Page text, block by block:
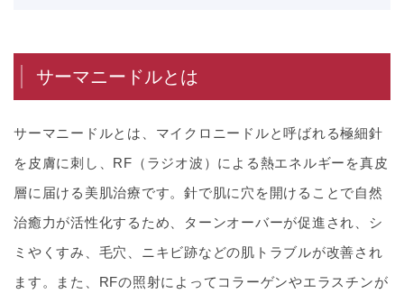
サーマニードルとは
サーマニードルとは、マイクロニードルと呼ばれる極細針
を皮膚に刺し、RF（ラジオ波）による熱エネルギーを真皮
層に届ける美肌治療です。針で肌に穴を開けることで自然
治癒力が活性化するため、ターンオーバーが促進され、シ
ミやくすみ、毛穴、ニキビ跡などの肌トラブルが改善され
ます。また、RFの照射によってコラーゲンやエラスチンが